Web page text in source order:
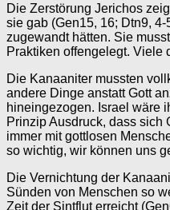
Die Zerstörung Jerichos
sie gab (Gen15, 16; Dtn9,
zugewandt hätten. Sie
Praktiken offengelegt. Viele
Die Kanaaniter mussten
andere Dinge anstatt Gott
hineingezogen. Israel wäre
Prinzip Ausdruck, dass sich
immer mit gottlosen
so wichtig, wir können uns
Die Vernichtung der
Sünden von Menschen so
Zeit der Sintflut erreicht